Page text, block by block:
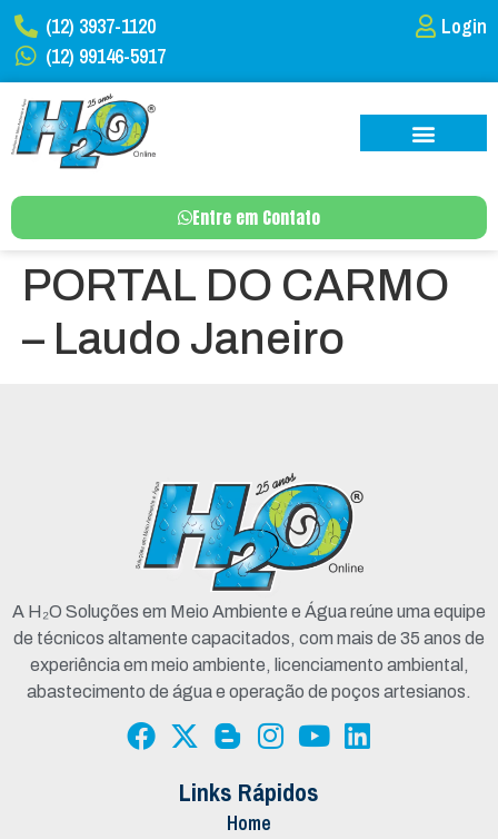
(12) 3937-1120
(12) 99146-5917
Login
Entre em Contato
PORTAL DO CARMO
– Laudo Janeiro
A H₂O Soluções em Meio Ambiente e Água reúne uma equipe
de técnicos altamente capacitados, com mais de 35 anos de
experiência em meio ambiente, licenciamento ambiental,
abastecimento de água e operação de poços artesianos.
Links Rápidos
Home